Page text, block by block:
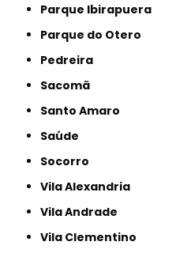
Parque Ibirapuera
Parque do Otero
Pedreira
Sacomã
Santo Amaro
Saúde
Socorro
Vila Alexandria
Vila Andrade
Vila Clementino